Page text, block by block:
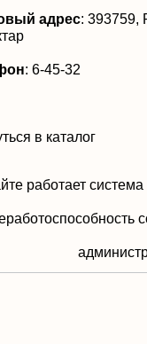
адрес: 393759,
: 6-45-32
в каталог
работает